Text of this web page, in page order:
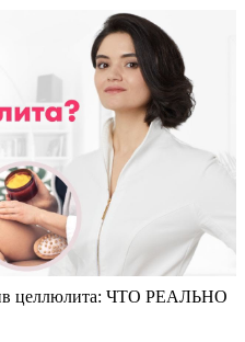
целлюлита: ЧТО РЕАЛЬНО